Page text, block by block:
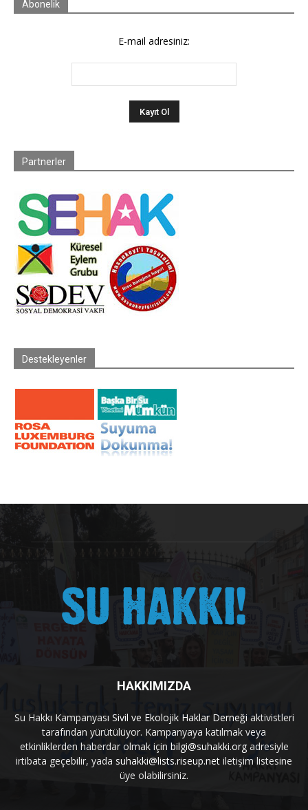
Abonelik
E-mail adresiniz:
Partnerler
Destekleyenler
HAKKIMIZDA
Su Hakkı Kampanyası Sivil ve Ekolojik Haklar Derneği aktivistleri
tarafından yürütülüyor. Kampanyaya katılmak veya
etkinliklerden haberdar olmak için bilgi@suhakki.orgadresiyle
irtibata geçebilir, yada suhakki@lists.riseup.net iletişim listesine
üye olabilirsiniz.